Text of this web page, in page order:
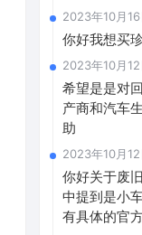
2023年10月16
你好我想买
2023年10月12
希望是是对
产商和汽车
助
2023年10月12
你好关于废
中提到是小
有具体的官